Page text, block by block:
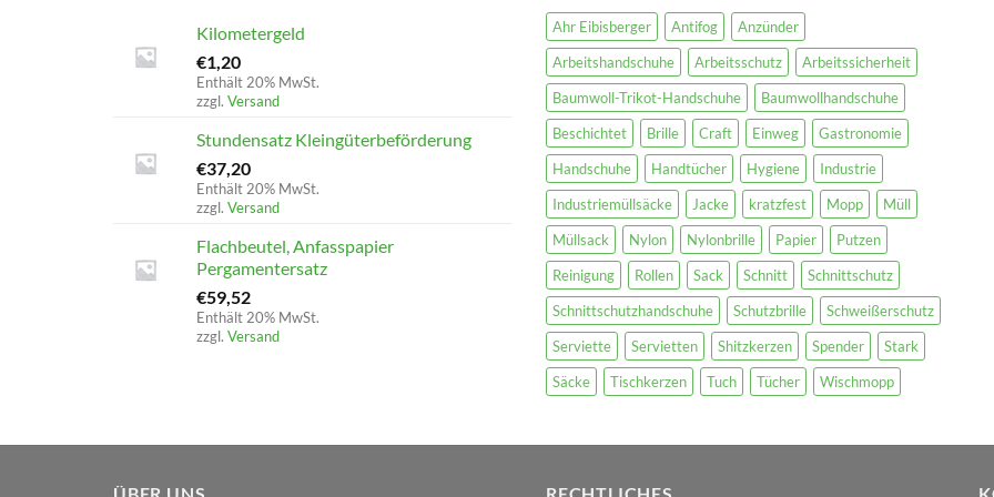
Kilometergeld
€1,20
Enthält 20% MwSt.
zzgl. Versand
Stundensatz Kleingüterbeförderung
€37,20
Enthält 20% MwSt.
zzgl. Versand
Flachbeutel, Anfasspapier
Pergamentersatz
€59,52
Enthält 20% MwSt.
zzgl. Versand
Ahr Eibisberger Antifog
Anzünder
Arbeitshandschuhe
Arbeitsschutz
Arbeitssicherheit
Baumwoll-Trikot-Handschuhe
Baumwollhandschuhe
Beschichtet
Brille Craft Einweg
Gastronomie
Handschuhe
Handtücher Hygiene
Industrie
Industriemüllsäcke
Jacke kratzfest Mopp
Müll
Müllsack
Nylon Nylonbrille Papier
Putzen
Reinigung
Rollen Sack Schnitt
Schnittschutz
Schnittschutzhandschuhe
Schutzbrille
Schweißerschutz
Serviette
Servietten Shitzkerzen Spender
Stark
Säcke
Tischkerzen Tuch Tücher Wischmopp